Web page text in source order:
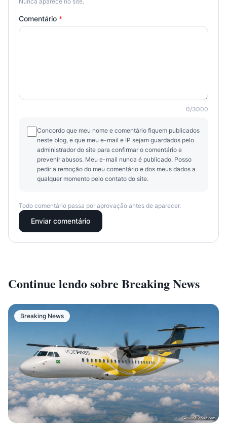
Comentário *
0/3000
Concordo que meu nome e comentário fiquem publicados
neste blog, e que meu e-mail e IP sejam guardados pelo
administrador do site para confirmar o comentário e
prevenir abusos. Meu e-mail nunca é publicado. Posso
pedir a remoção do meu comentário e dos meus dados a
qualquer momento pelo contato do site.
Todo comentário passa por aprovação antes de aparecer.
Enviar comentário
Continue lendo sobre Breaking News
Breaking News